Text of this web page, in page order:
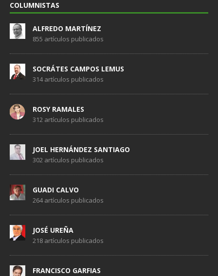
COLUMNISTAS
ALFREDO MARTÍNEZ
855 artículos publicados
SOCRÁTES CAMPOS LEMUS
314 artículos publicados
ROSY RAMALES
312 artículos publicados
JOEL HERNÁNDEZ SANTIAGO
302 artículos publicados
GUADI CALVO
264 artículos publicados
JOSÉ UREÑA
218 artículos publicados
FRANCISCO GARFIAS